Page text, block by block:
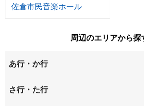
佐倉市民音楽ホール
周辺のエリアから探
あ行・か行
青菅
さ行・た行